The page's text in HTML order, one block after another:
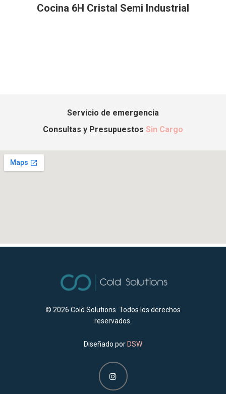
Cocina 6H Cristal Semi Industrial
Servicio de emergencia
Consultas y Presupuestos Sin Cargo
© 2026 Cold Solutions. Todos los derechos
reservados.
Diseñado por DSW